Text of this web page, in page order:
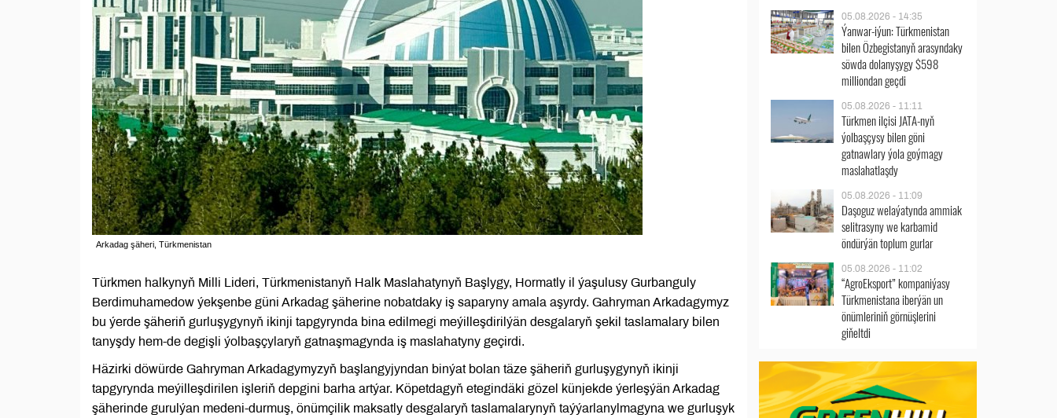
Arkadag şäheri, Türkmenistan
Türkmen halkynyň Milli Lideri, Türkmenistanyň Halk Maslahatynyň Başlygy, Hormatly il ýaşulusy Gurbanguly
Berdimuhamedow ýekşenbe güni Arkadag şäherine nobatdaky iş saparyny amala aşyrdy. Gahryman Arkadagymyz
bu ýerde şäheriň gurluşygynyň ikinji tapgyrynda bina edilmegi meýilleşdirilýän desgalaryň şekil taslamalary bilen
tanyşdy hem-de degişli ýolbaşçylaryň gatnaşmagynda iş maslahatyny geçirdi.
Häzirki döwürde Gahryman Arkadagymyzyň başlangyjyndan binýat bolan täze şäheriň gurluşygynyň ikinji
tapgyrynda meýilleşdirilen işleriň depgini barha artýar. Köpetdagyň etegindäki gözel künjekde ýerleşýän Arkadag
şäherinde gurulýan medeni-durmuş, önümçilik maksatly desgalaryň taslamalarynyň taýýarlanylmagyna we gurluşyk
05.08.2026 - 14:35
Ýanwar-iýun: Türkmenistan
bilen Özbegistanyň arasyndaky
söwda dolanyşygy $598
milliondan geçdi
05.08.2026 - 11:11
Türkmen ilçisi JATA-nyň
ýolbaşçysy bilen göni
gatnawlary ýola goýmagy
maslahatlaşdy
05.08.2026 - 11:09
Daşoguz welaýatynda ammiak
selitrasyny we karbamid
öndürýän toplum gurlar
05.08.2026 - 11:02
“AgroEksport” kompaniýasy
Türkmenistana iberýän un
önümleriniň görnüşlerini
giňeltdi